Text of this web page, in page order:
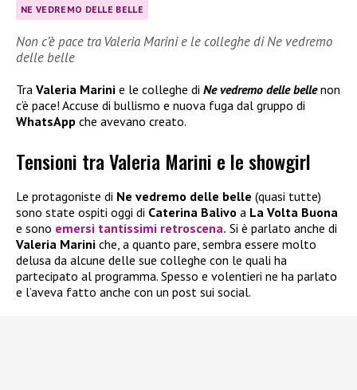
NE VEDREMO DELLE BELLE
Non c’è pace tra Valeria Marini e le colleghe di Ne vedremo
delle belle
Tra Valeria Marini e le colleghe di Ne vedremo delle bellenon
c’è pace! Accuse di bullismo e nuova fuga dal gruppo di
WhatsApp che avevano creato.
Tensioni tra Valeria Marini e le showgirl
Le protagoniste di Ne vedremo delle belle (quasi tutte)
sono state ospiti oggi di Caterina Balivo a La Volta Buona
e sono emersi tantissimi retroscena. Si è parlato anche di
Valeria Marini che, a quanto pare, sembra essere molto
delusa da alcune delle sue colleghe con le quali ha
partecipato al programma. Spesso e volentieri ne ha parlato
e l’aveva fatto anche con un post sui social.